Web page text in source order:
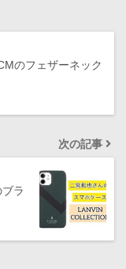
のフェザーネック
次の記事
ラ